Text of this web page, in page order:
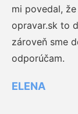
mi povedal,
opravar.sk to
zároveň sme
odporúčam.
ELENA